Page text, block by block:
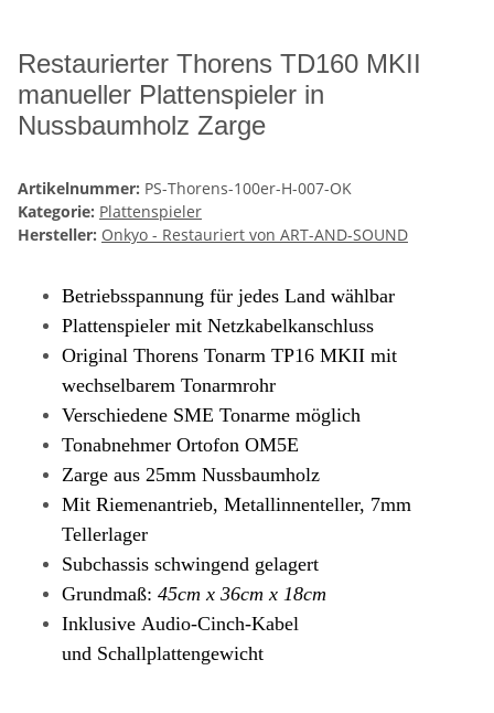
Restaurierter Thorens TD160 MKII
manueller Plattenspieler in
Nussbaumholz Zarge
Artikelnummer: PS-Thorens-100er-H-007-OK
Kategorie: Plattenspieler
Hersteller: Onkyo - Restauriert von ART-AND-SOUND
Betriebsspannung für jedes Land wählbar
Plattenspieler mit Netzkabelkanschluss
Original Thorens Tonarm TP16 MKII mit
wechselbarem Tonarmrohr
Verschiedene SME Tonarme möglich
Tonabnehmer Ortofon OM5E
Zarge aus 25mm Nussbaumholz
Mit Riemenantrieb, Metallinnenteller, 7mm
Tellerlager
Subchassis schwingend gelagert
Grundmaß: 45cm x 36cm x 18cm
Inklusive Audio-Cinch-Kabel
und Schallplattengewicht